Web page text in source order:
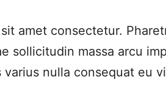
amet consectetur.
sollicitudin massa arcu
nulla consequat eu